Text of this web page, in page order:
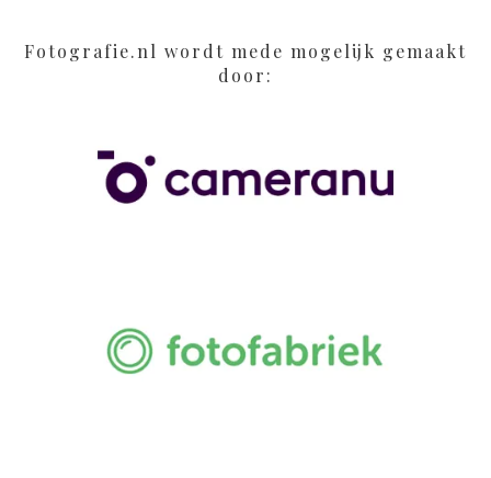
Fotografie.nl wordt mede mogelijk gemaakt
door: